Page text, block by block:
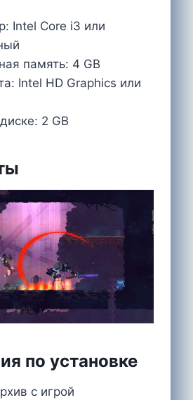
Intel Core i3 или
память: 4 GB
Intel HD Graphics или
2 GB
по установке
с игрой